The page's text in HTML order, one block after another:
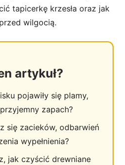
tapicerkę krzesła oraz jak
wilgocią.
artykuł?
pojawiły się plamy,
zapach?
się zacieków, odbarwień
wypełnienia?
jak czyścić drewniane